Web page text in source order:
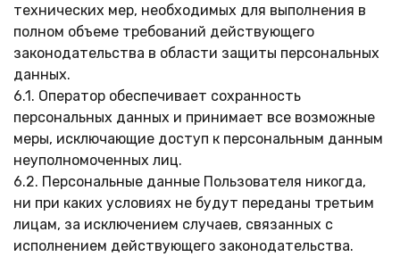
технических мер, необходимых для выполнения в
полном объеме требований действующего
законодательства в области защиты персональных
данных.
6.1. Оператор обеспечивает сохранность
персональных данных и принимает все возможные
меры, исключающие доступ к персональным данным
неуполномоченных лиц.
6.2. Персональные данные Пользователя никогда,
ни при каких условиях не будут переданы третьим
лицам, за исключением случаев, связанных с
исполнением действующего законодательства.